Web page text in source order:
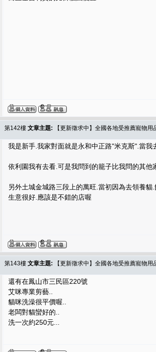
第142樓 文章主題: 【更新徵求中】全國各地受推薦寵物
我是新手.我家對面就是永和中正路"米克斯".當
依利園我有去看.可是我問到的籠子比我問的其他
另外土城金城路三段上的萬旺.當初因為去領養
生意很好.應該是不錯的店喔
第143樓 文章主題: 【更新徵求中】全國各地受推薦寵物
還有在鳳山市三民區220號
艾咪專業剪藝..
貓咪洗澡很平價喔..
老闆對貓蠻好的..
洗一次約250元...